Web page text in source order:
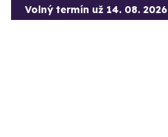
Volný termín už 14. 08. 2026